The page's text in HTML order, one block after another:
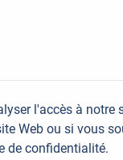
l'accès à notre
Web ou si vous
de confidentialité.